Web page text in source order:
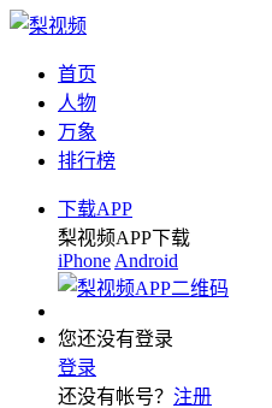
首页
人物
万象
排行榜
下载APP
梨视频APP下载
iPhone Android
您还没有登录
登录
还没有帐号？ 注册